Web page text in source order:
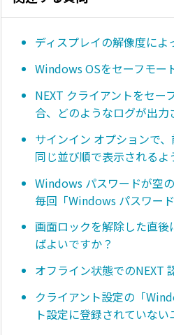
ディスプレイの解像度に
Windows OSをセーフモー
NEXT クライアントをセ
合、どのようなログが出力
サインイン オプションで
同じ並び順で表示される
Windows パスワードが空
毎回「Windows パスワー
画面ロックを解除した直
ばよいですか？
オフライン状態でのNEXT
クライアント設定の「
ト設定に登録されていな